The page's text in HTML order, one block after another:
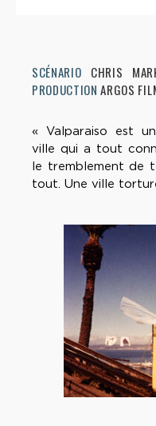
SCÉNARIO CHRIS
PRODUCTIONARGOS
« Valparaiso est
ville qui a tout
le tremblement de
tout. Une ville